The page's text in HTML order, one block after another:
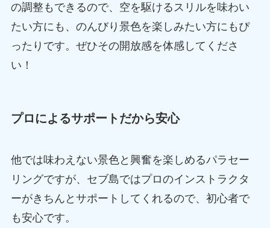
の調整もできるので、空を駆けるスリルを味わい
たい方にも、のんびり景色を楽しみたい方にもぴ
ったりです。ぜひその開放感を体感してくださ
い！
プロによるサポートだから安心
他では味わえない景色と興奮を楽しめるパラセー
リングですが、セブ島ではプロのインストラクタ
ーがきちんとサポートしてくれるので、初心者で
も安心です。